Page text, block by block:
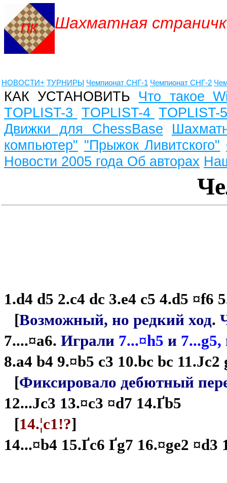
Шахматная
НОВОСТИ+ ТУРНИРЫ Чемпионат СНГ-1 Чемпионат СНГ-2
КАК УСТАНОВИТЬ Что такое
TOPLIST-3 TOPLIST-4 TOPLIST-
Движки для ChessBase
компьютер" "Прыжок Ливитского"
Новости 2005 года Об авторах
1.d4 d5 2.c4 dc 3.e4 c5 4.d5 ¤f6
[Возможный, но редкий ход.
7....¤a6. Играли 7...¤h5 и 7...g5,
8.a4 b4 9.¤b5 c3 10.bc bc 11.Јc2
[Фиксировало дебютный
12...Јc3 13.¤c3 ¤d7 14.Ґb5
[14.¦c1!?]
14...¤b4 15.Ґc6 Ґg7 16.¤ge2 ¤d3